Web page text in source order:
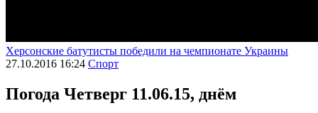
Херсонские батутисты победили на чемпионате Украины
27.10.2016 16:24 Спорт
Погода Четверг 11.06.15, днём